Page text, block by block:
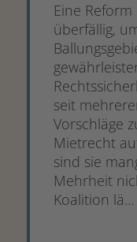
Eine
überfällig,
seit
Vorschläge
Mietrecht
sind sie
Mehrheit
Koalition lä...